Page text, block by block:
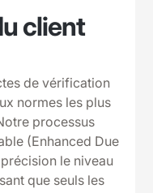
client
de vérification
normes les plus
processus
(Enhanced Due
le niveau
que seuls les